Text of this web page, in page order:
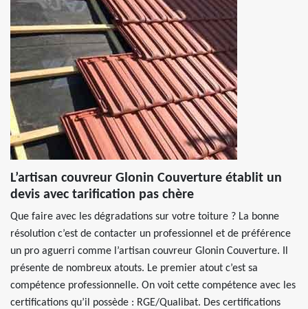
L’artisan couvreur Glonin Couverture établit un
devis avec tarification pas chère
Que faire avec les dégradations sur votre toiture ? La bonne
résolution c’est de contacter un professionnel et de préférence
un pro aguerri comme l’artisan couvreur Glonin Couverture. Il
présente de nombreux atouts. Le premier atout c’est sa
compétence professionnelle. On voit cette compétence avec les
certifications qu’il possède : RGE/Qualibat. Des certifications